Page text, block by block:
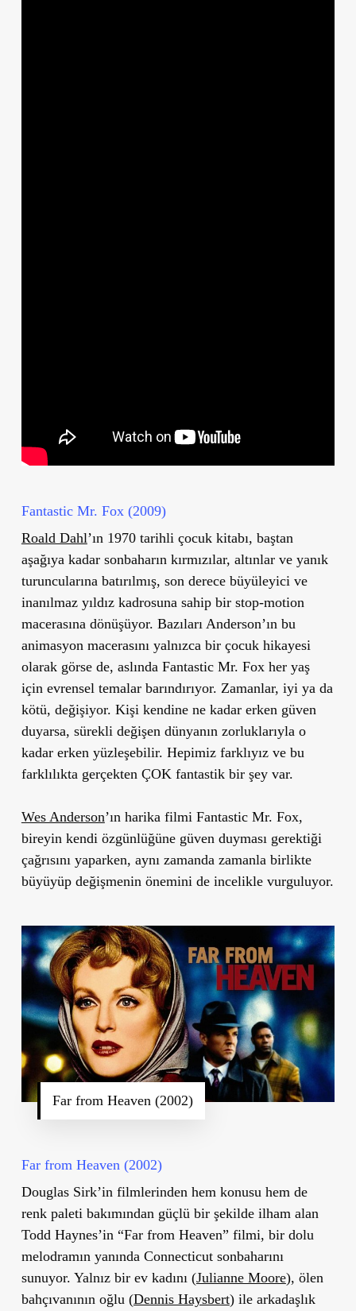
Fantastic Mr. Fox (2009)
Roald Dahl’ın 1970 tarihli çocuk kitabı, baştan
aşağıya kadar sonbaharın kırmızılar, altınlar ve yanık
turuncularına batırılmış, son derece büyüleyici ve
inanılmaz yıldız kadrosuna sahip bir stop-motion
macerasına dönüşüyor. Bazıları Anderson’ın bu
animasyon macerasını yalnızca bir çocuk hikayesi
olarak görse de, aslında Fantastic Mr. Fox her yaş
için evrensel temalar barındırıyor. Zamanlar, iyi ya da
kötü, değişiyor. Kişi kendine ne kadar erken güven
duyarsa, sürekli değişen dünyanın zorluklarıyla o
kadar erken yüzleşebilir. Hepimiz farklıyız ve bu
farklılıkta gerçekten ÇOK fantastik bir şey var.
Wes Anderson’ın harika filmi Fantastic Mr. Fox,
bireyin kendi özgünlüğüne güven duyması gerektiği
çağrısını yaparken, aynı zamanda zamanla birlikte
büyüyüp değişmenin önemini de incelikle vurguluyor.
Far from Heaven (2002)
Far from Heaven (2002)
Douglas Sirk’in filmlerinden hem konusu hem de
renk paleti bakımından güçlü bir şekilde ilham alan
Todd Haynes’in “Far from Heaven” filmi, bir dolu
melodramın yanında Connecticut sonbaharını
sunuyor. Yalnız bir ev kadını (Julianne Moore), ölen
bahçıvanının oğlu (Dennis Haysbert) ile arkadaşlık